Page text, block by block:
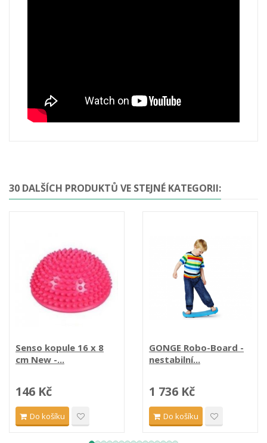
30 DALŠÍCH PRODUKTŮ VE STEJNÉ KATEGORII:
Senso kopule 16 x 8
cm New -...
146 Kč
Do košíku
GONGE Robo-Board -
nestabilní...
1 736 Kč
Do košíku